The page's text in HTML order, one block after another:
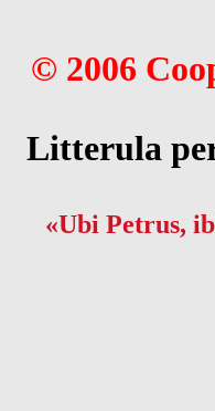
© 2006
Litterula
«Ubi Petrus,